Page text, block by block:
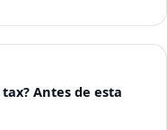
Antes de esta